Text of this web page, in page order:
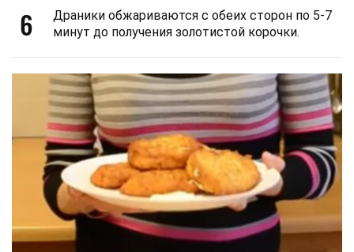
6
Драники обжариваются с обеих сторон по 5-7
минут до получения золотистой корочки.